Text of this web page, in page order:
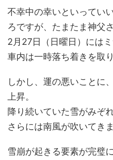
不幸中の幸いといってい
ろですが、たまたま神父
2月27日（日曜日）には
車内は一時落ち着きを取
しかし、運の悪いことに
上昇。
降り続いていた雪がみぞ
さらには南風が吹いてきま
雪崩が起きる要素が完璧